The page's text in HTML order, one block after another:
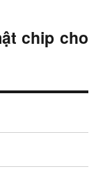
chip cho